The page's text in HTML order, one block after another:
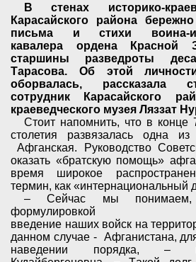
В стенах историко-
Карасайского района
письма и стихи воина-
кавалера ордена Красной
старшины разведроты
Тарасова. Об этой
оборвалась, рассказала
сотрудник Карасайского
краеведческого музея Ляззат
Стоит напомнить, что в конце
столетия развязалась одна
Афганская.
Руководство
оказать «братскую помощь»
время широкое
термин, как «интернациональный
– Сейчас мы
формулировкой
введение нашихвойск на
данном случае - Афганистана,
наведении порядка, –